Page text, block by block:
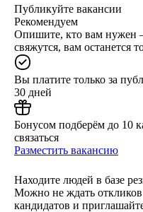
Публикуйте вакансии
Рекомендуем
Опишите, кто вам нужен
свяжутся, вам останется
Вы платите только за
30 дней
Бонусом подберём до 10
связаться
Разместить вакансию
Находите людей в базе
Можно не ждать
кандидатов и